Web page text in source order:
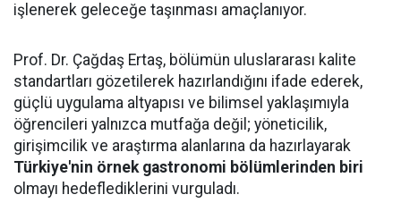
işlenerek geleceğe taşınması amaçlanıyor.
Prof. Dr. Çağdaş Ertaş, bölümün uluslararası kalite
standartları gözetilerek hazırlandığını ifade ederek,
güçlü uygulama altyapısı ve bilimsel yaklaşımıyla
öğrencileri yalnızca mutfağa değil; yöneticilik,
girişimcilik ve araştırma alanlarına da hazırlayarak
Türkiye'nin örnek gastronomi bölümlerinden biri
olmayı hedeflediklerini vurguladı.